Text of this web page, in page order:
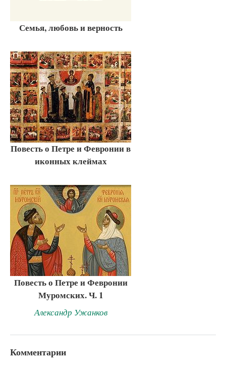
Семья, любовь и верность
Повесть о Петре и Февронии в
иконных клеймах
Повесть о Петре и Февронии
Муромских. Ч. 1
Александр Ужанков
Комментарии